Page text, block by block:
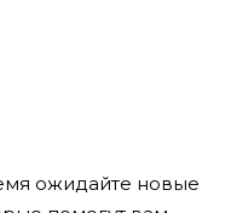
ожидайте новые